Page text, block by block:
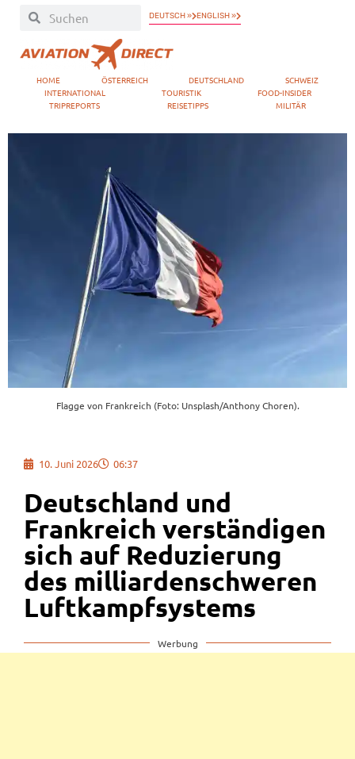
DEUTSCH » ENGLISH »
HOME ÖSTERREICH DEUTSCHLAND
SCHWEIZ
INTERNATIONAL
TOURISTIK
FOOD-INSIDER
TRIPREPORTS
REISETIPPS MILITÄR
Flagge von Frankreich (Foto: Unsplash/Anthony Choren).
10. Juni 2026 06:37
Deutschland und
Frankreich verständigen
sich auf Reduzierung
des milliardenschweren
Luftkampfsystems
Werbung